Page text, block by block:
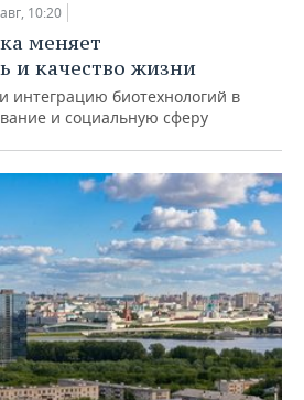
10:20
меняет
и качество жизни
интеграцию биотехнологий в
и социальную сферу